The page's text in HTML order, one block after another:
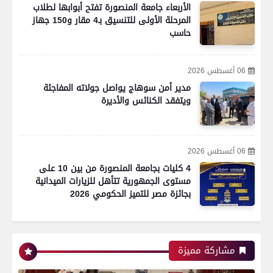
الأربعاء جامعة المنصورة تفتح أبوابها لطلاب
المرحلة الأولى للتنسيق بـ4 مقار و150 جهاز
حاسب
06 أغسطس 2026
مدير أمن سوهاج يواصل جولاته المفاجئة
ويتفقد الكنائس والأديرة
06 أغسطس 2026
4 كليات بجامعة المنصورة من بين 10 على
مستوى الجمهورية تتأهل للزيارات الميدانية
بجائزة مصر للتميز الحكومي 2026
مشاركة مميزة